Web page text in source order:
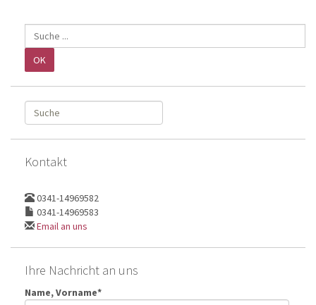
Kontakt
0341-14969582
0341-14969583
Email an uns
Ihre Nachricht an uns
Name, Vorname*